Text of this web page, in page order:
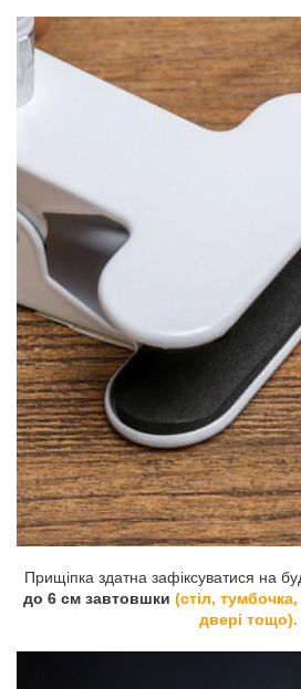
Прищіпка здатна зафіксуватися на
до 6 см завтовшки (стіл,
двері тощо).